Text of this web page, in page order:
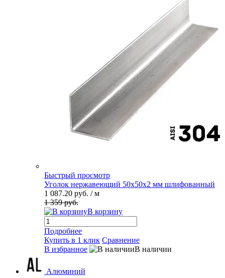
Быстрый просмотр
Уголок нержавеющий 50х50х2 мм шлифованный
1 087.20 руб. / м
1 359 руб.
В корзину
Подробнее
Купить в 1 клик Сравнение
В избранное
В наличии
Алюминий